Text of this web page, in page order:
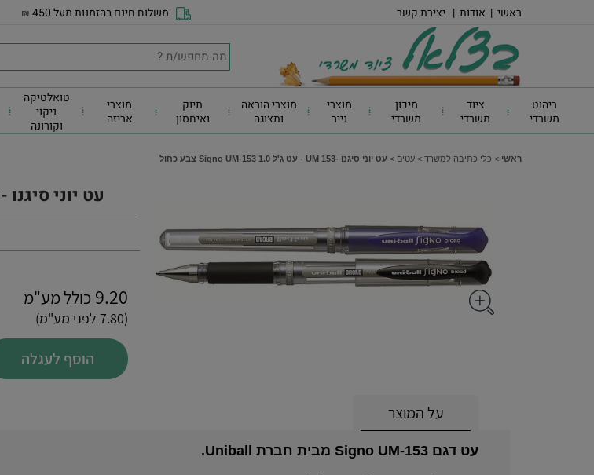
ראשי | אודות | יצירת קשר משלוח חינם בהזמנות מעל 450 ₪
ריהוט
משרדי
ציוד
משרדי
מיכון
משרדי
מוצרי
נייר
מוצרי הוראה
ותצוגה
תיוק
ואיחסון
מוצרי
אריזה
טואלטיקה
ניקוי
וקורונה
ראשי > כלי כתיבה למשרד > עטים > עט יוני סיגנו -UM 153 - עט ג'ל 1.0 Signo UM-153 צבע כחול
עט יוני סיגנו -UM 153 - עט ג'ל 1.0 Signo UM-153 צבע כחול
9.20 כולל מע"מ
(7.80 לפני מע"מ)
הוסף לעגלה
על המוצר
עט דגם Signo UM-153 מבית חברת Uniball.